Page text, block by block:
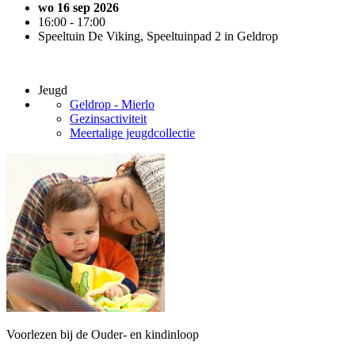
wo 16 sep 2026
16:00 - 17:00
Speeltuin De Viking, Speeltuinpad 2 in Geldrop
Jeugd
Geldrop - Mierlo
Gezinsactiviteit
Meertalige jeugdcollectie
Voorlezen bij de Ouder- en kindinloop